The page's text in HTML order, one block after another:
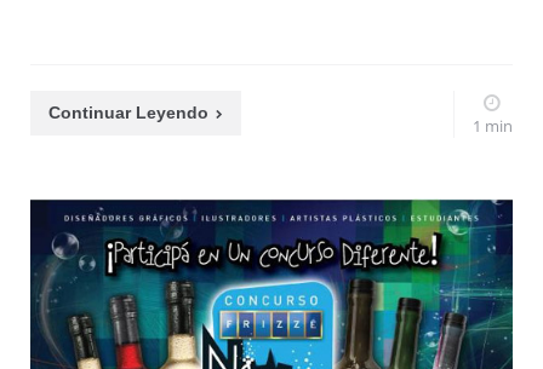
Continuar Leyendo
1 min